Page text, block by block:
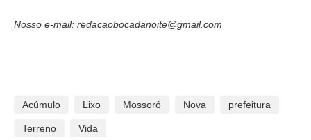
Nosso e-mail: redacaobocadanoite@gmail.com
Acúmulo Lixo Mossoró Nova prefeitura
Terreno Vida